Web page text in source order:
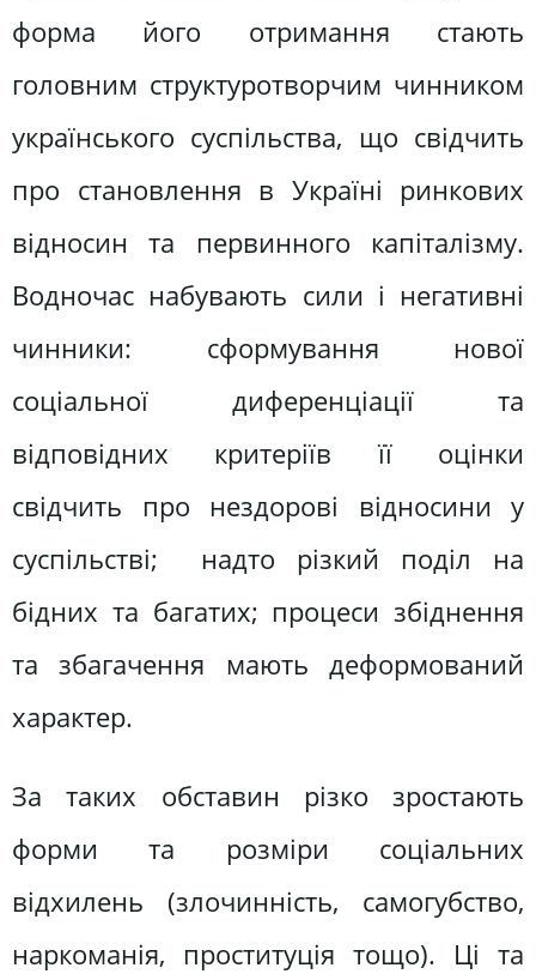
форма його отримання стають
головним структуротворчим чинником
українського суспільства, що свідчить
про ста­новлення в Україні ринкових
відносин та первинного капіталізму.
Водночас набувають сили і негативні
чинники: сформування нової
соціальної диференціації та
відповідних критеріїв її оцінки
свідчить про нездорові відносини у
суспільстві; надто різкий поділ на
бідних та багатих; процеси збіднення
та збагачення мають деформований
характер.
За таких обставин різко зростають
форми та розміри соціальних
відхилень (злочинність, самогубство,
наркоманія, проституція тощо). Ці та